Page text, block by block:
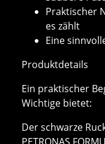
Praktischer
es zählt
Eine
Produktdetails
Ein praktischer
Wichtige bietet:
Der schwarze
PETRONAS